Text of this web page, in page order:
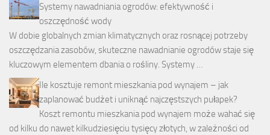
Systemy nawadniania ogrodów: efektywność i
oszczędność wody
W dobie globalnych zmian klimatycznych oraz rosnącej potrzeby
oszczędzania zasobów, skuteczne nawadnianie ogrodów staje się
kluczowym elementem dbania o rośliny. Systemy …
Ile kosztuje remont mieszkania pod wynajem – jak
zaplanować budżet i uniknąć najczęstszych pułapek?
Koszt remontu mieszkania pod wynajem może wahać się
od kilku do nawet kilkudziesięciu tysięcy złotych, w zależności od